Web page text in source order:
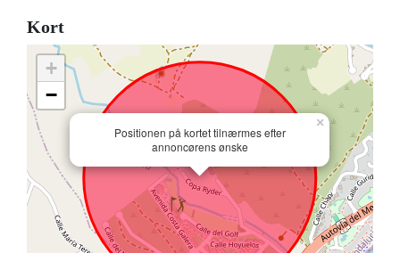
Kort
Positionen på kortet tilnærmes efter
annoncørens ønske
×
+
−